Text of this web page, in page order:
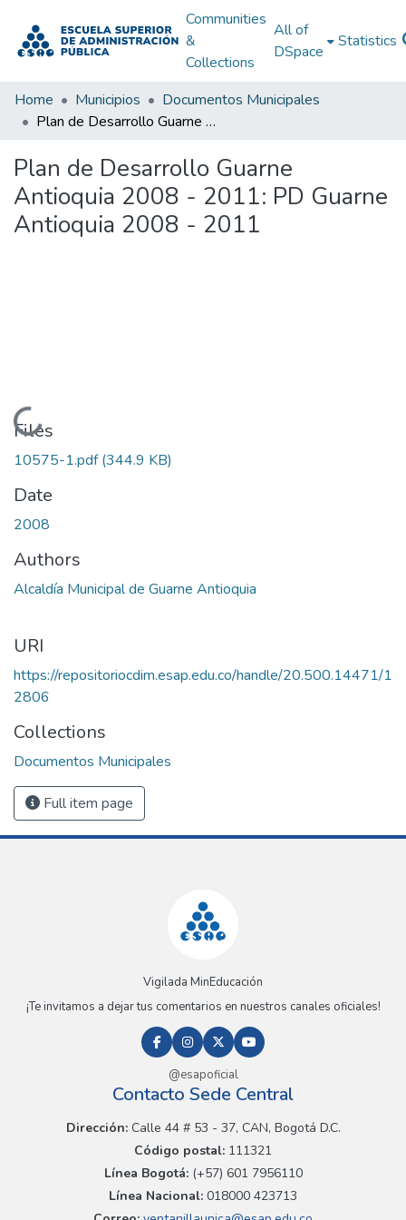
Communities
&
Collections
All of
DSpace
Statistics
Home Municipios
Documentos Municipales
Plan de Desarrollo Guarne Antioquia 2008 - 2011: PD Guarne Antioquia 2008 - 2011
Plan de Desarrollo Guarne
Antioquia 2008 - 2011: PD Guarne
Antioquia 2008 - 2011
Loading...
Files
10575-1.pdf(344.9 KB)
Date
2008
Authors
Alcaldía Municipal de Guarne Antioquia
URI
https://repositoriocdim.esap.edu.co/handle/20.500.14471/1
2806
Collections
Documentos Municipales
Full item page
Vigilada MinEducación
¡Te invitamos a dejar tus comentarios en nuestros canales oficiales!
@esapoficial
Contacto Sede Central
Dirección:Calle 44 # 53 - 37, CAN, Bogotá D.C.
Código postal: 111321
Línea Bogotá:(+57) 601 7956110
Línea Nacional: 018000 423713